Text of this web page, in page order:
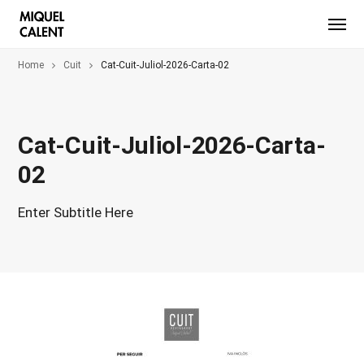
Home Cuit Cat-Cuit-Juliol-2026-Carta-02
Cat-Cuit-Juliol-2026-Carta-
02
Enter Subtitle Here